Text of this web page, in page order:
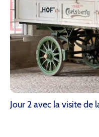
Jour 2 avec la visite de